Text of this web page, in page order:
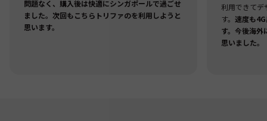
問題なく、購入後は快適にシンガポールで過ごせ
ました。次回もこちらトリファのを利用しようと
思います。
利用できてデ
す。 速度も
す。今後海外
思いました。